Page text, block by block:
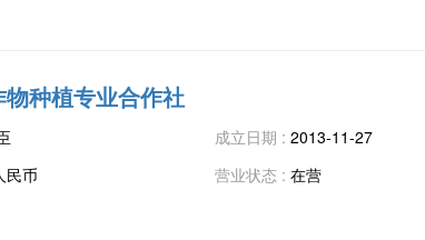
种植专业合作社
成立日期 : 2013-11-27
民币 营业状态 : 在营